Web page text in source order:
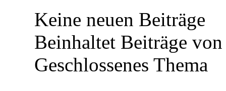
Keine neuen Beiträge
Beinhaltet Beiträge
Geschlossenes Thema